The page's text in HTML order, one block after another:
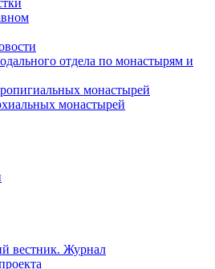
отдела по монастырям и
монастырей
монастырей
вестник. Журнал